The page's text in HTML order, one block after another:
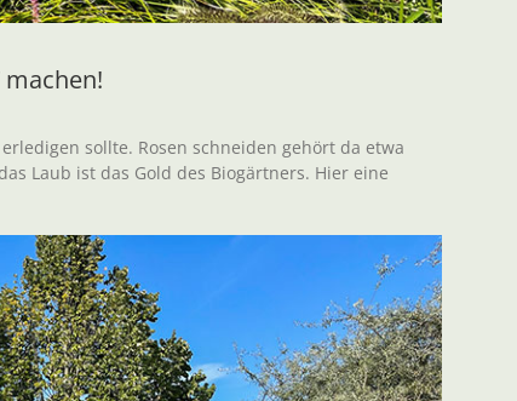
sollte. Rosen schneiden gehört da etwa
Laub ist das Gold des Biogärtners. Hier eine